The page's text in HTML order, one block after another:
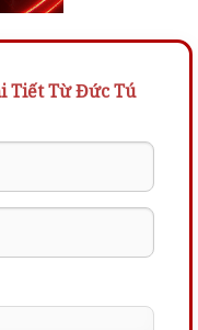
Tiết Từ Đức Tú